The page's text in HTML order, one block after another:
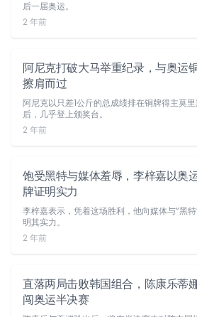
后一届奥运。
2 年前
阿尼克打破大马举重纪录，与奥运
擦肩而过
阿尼克以只差1公斤的总成绩排在铜牌得主莫里
后，几乎登上颁奖台。
2 年前
饱受黑特与媒体羞辱，李梓嘉以奥
牌证明实力
李梓嘉表示，凭着这场胜利，他向媒体与“黑
明其实力。
2 年前
直落两局击败韩国组合，陈康乐蒂
闯奥运半决赛